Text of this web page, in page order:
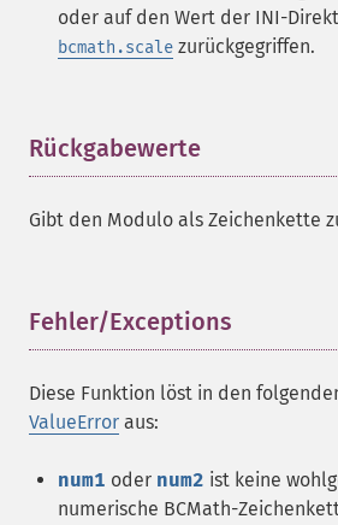
oder auf den Wert der INI-
bcmath.scale zurückgegriffen.
Rückgabewerte
Gibt den Modulo als Zeichenkette
Fehler/Exceptions
Diese Funktion löst in den
ValueError aus:
num1 oder num2 ist keine
numerische BCMath-